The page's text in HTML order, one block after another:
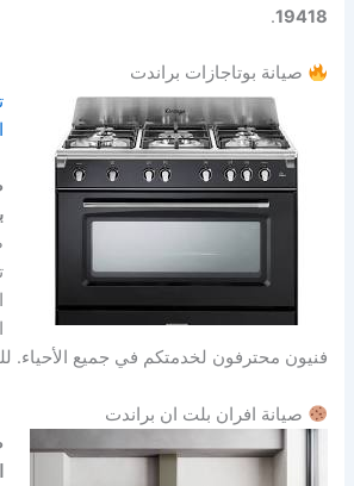
19418
.
صيانة بوتاجازات براندت
فنيون محترفون لخدمتكم في جميع الأحياء.
صيانة افران بلت ان براندت